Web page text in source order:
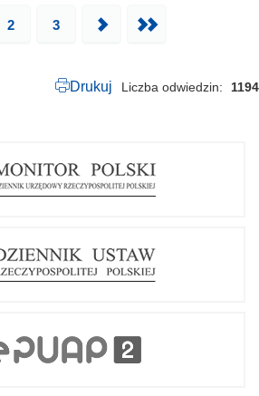
2 3
Drukuj Liczba odwiedzin 1194